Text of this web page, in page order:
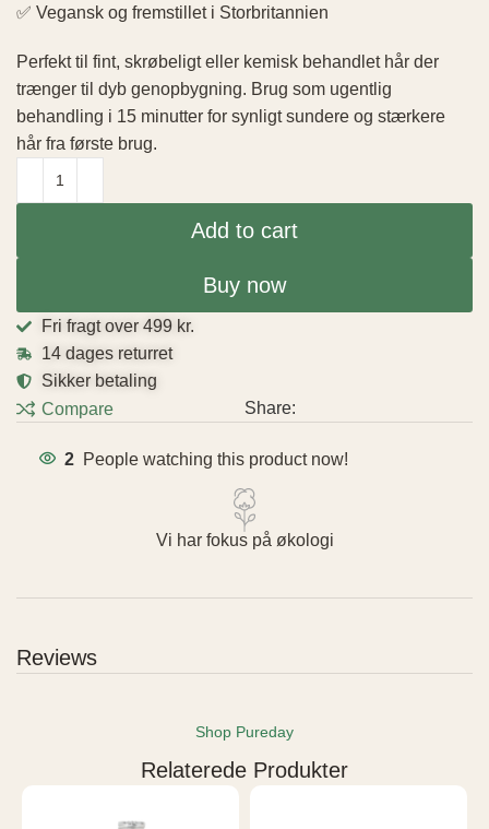
✅ Vegansk og fremstillet i Storbritannien
Perfekt til fint, skrøbeligt eller kemisk behandlet hår der
trænger til dyb genopbygning. Brug som ugentlig
behandling i 15 minutter for synligt sundere og stærkere
hår fra første brug.
Add to cart
Buy now
Fri fragt over 499 kr.
14 dages returret
Sikker betaling
Compare
Share:
2 People watching this product now!
Vi har fokus på økologi
Reviews
Shop Pureday
Relaterede Produkter